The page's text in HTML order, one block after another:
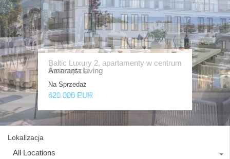
Amaranta Living
Na Sprzedaż
420 000 EUR
Baltic Luxury 2, apartamenty w centrum
Świnoujścia
Na Sprzedaż
521 325 PLN
Polecamy
Luksusowe apartamenty w sercu
Międzyzdrojów
Na Sprzedaż
1 639 000 PLN
Lokalizacja
All Locations